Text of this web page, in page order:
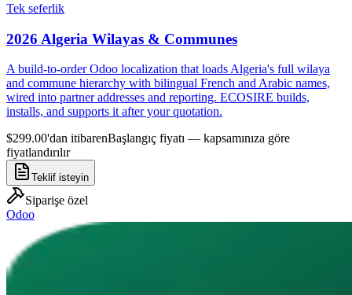
Tek seferlik
2026 Algeria Wilayas & Communes
A build-to-order Odoo localization that loads Algeria's full wilaya
and commune hierarchy with bilingual French and Arabic names,
wired into partner addresses and reporting. ECOSIRE builds,
installs, and supports it after your quotation.
$299.00'dan itibarenBaşlangıç fiyatı — kapsamınıza göre
fiyatlandırılır
Teklif isteyin
Siparişe özel
Odoo